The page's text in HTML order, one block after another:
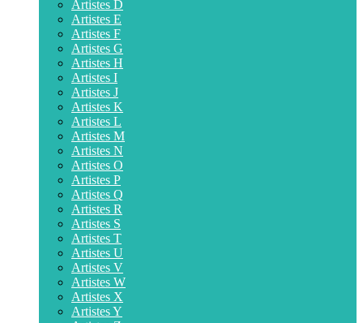
Artistes D
Artistes E
Artistes F
Artistes G
Artistes H
Artistes I
Artistes J
Artistes K
Artistes L
Artistes M
Artistes N
Artistes O
Artistes P
Artistes Q
Artistes R
Artistes S
Artistes T
Artistes U
Artistes V
Artistes W
Artistes X
Artistes Y